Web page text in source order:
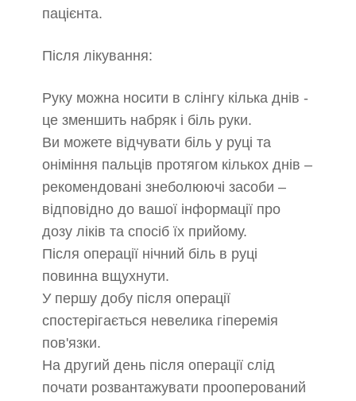
пацієнта.
Після лікування:
Руку можна носити в слінгу кілька днів -
це зменшить набряк і біль руки.
Ви можете відчувати біль у руці та
оніміння пальців протягом кількох днів –
рекомендовані знеболюючі засоби –
відповідно до вашої інформації про
дозу ліків та спосіб їх прийому.
Після операції нічний біль в руці
повинна вщухнути.
У першу добу після операції
спостерігається невелика гіперемія
пов'язки.
На другий день після операції слід
почати розвантажувати прооперований